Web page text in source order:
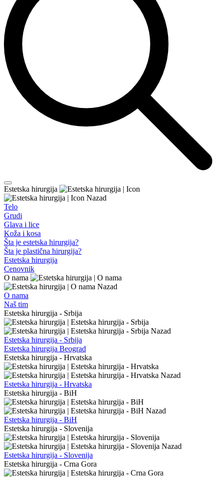
Estetska hirurgija
Nazad
Telo
Grudi
Glava i lice
Koža i kosa
Šta je estetska hirurgija?
Šta je plastična hirurgija?
Estetska hirurgija
Cenovnik
O nama
Nazad
O nama
Naš tim
Estetska hirurgija - Srbija
Nazad
Estetska hirurgija - Srbija
Estetska hirurgija Beograd
Estetska hirurgija - Hrvatska
Nazad
Estetska hirurgija - Hrvatska
Estetska hirurgija - BiH
Nazad
Estetska hirurgija - BiH
Estetska hirurgija - Slovenija
Nazad
Estetska hirurgija - Slovenija
Estetska hirurgija - Crna Gora